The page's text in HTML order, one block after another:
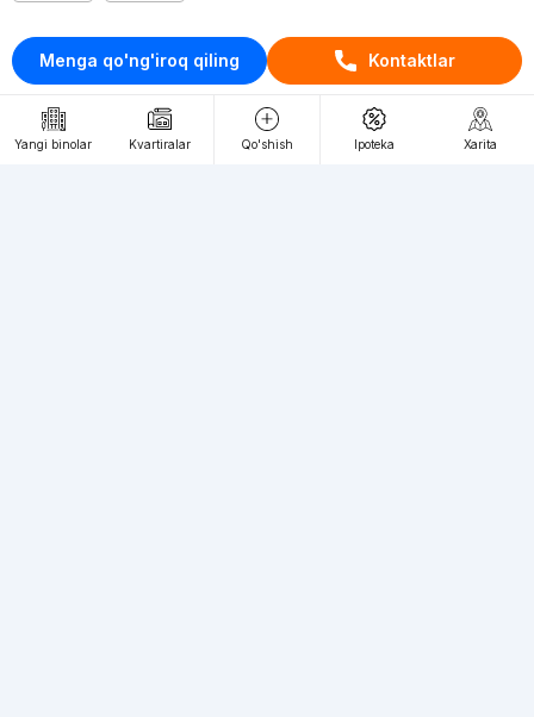
Menga qo'ng'iroq qiling Kontaktlar
Yangi binolar Kvartiralar Qo'shish Ipoteka Xarita
Kontaktlar
loyiha haqida
Webnow © loyihasi